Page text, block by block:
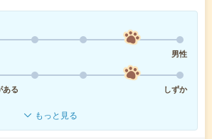
男性
ある
しずか
もっと見る